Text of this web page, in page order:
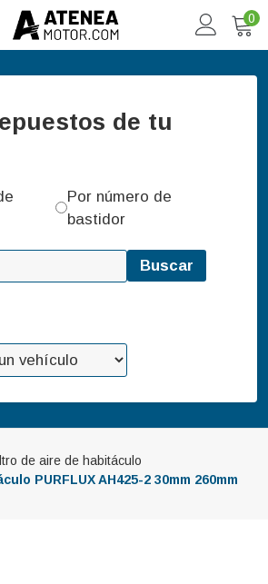
0
de tu
Por número de
bastidor
Buscar
de aire de habitáculo
PURFLUX AH425-2 30mm 260mm